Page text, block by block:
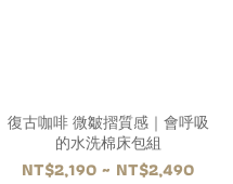
復古咖啡 微皺摺質感｜會呼吸
的水洗棉床包組
NT$2,190 ~ NT$2,490